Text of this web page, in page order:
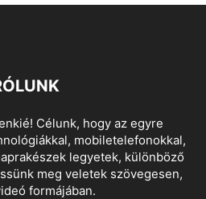
Célunk, hogy az egyre
mobiletelefonokkal,
legyetek, különböző
meg veletek szövegesen,
formájában.